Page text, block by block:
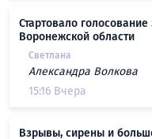
Стартовало
Воронежской области
Светлана
Александра Волкова
15:16 Вчера
Взрывы, сирены и